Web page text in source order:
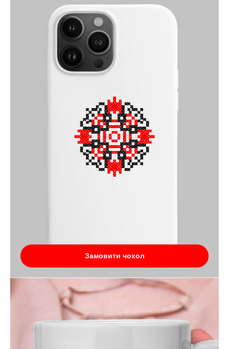
Замовити чохол